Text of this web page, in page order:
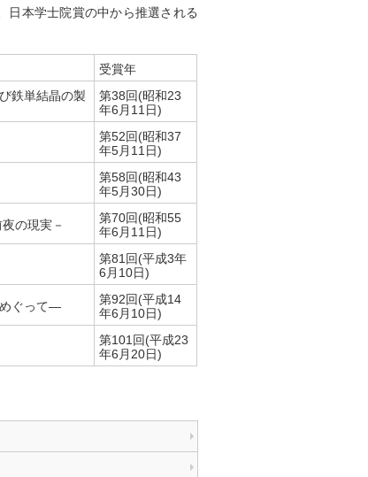
日本学士院賞の中から推選される
受賞年
鉄単結晶の製
第38回(昭和23
年6月11日)
第52回(昭和37
年5月11日)
第58回(昭和43
年5月30日)
の現実－
第70回(昭和55
年6月11日)
第81回(平成3年
6月10日)
ぐって—
第92回(平成14
年6月10日)
第101回(平成23
年6月20日)